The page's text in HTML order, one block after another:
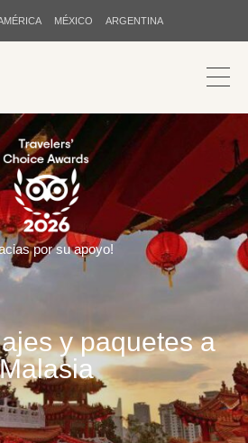
MÉXICO ARGENTINA
y paquetes a
por su apoyo!